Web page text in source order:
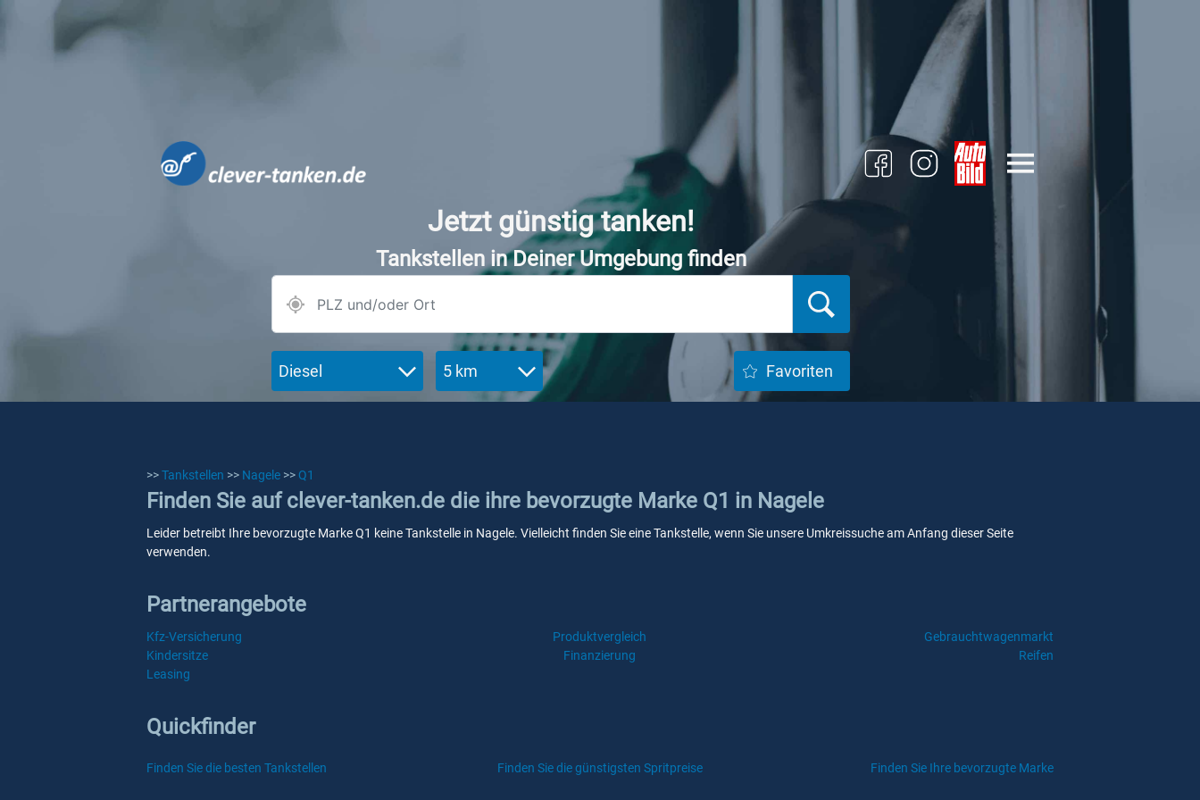
Jetzt günstig tanken!
Tankstellen in Deiner Umgebung finden
Diesel 5 km Favoriten
>>Tankstellen >> Nagele >> Q1
Finden Sie auf clever-tanken.de die ihre bevorzugte Marke Q1 in Nagele
Leider betreibt Ihre bevorzugte Marke Q1 keine Tankstelle in Nagele. Vielleicht finden Sie eine Tankstelle, wenn Sie unsere Umkreissuche am Anfang dieser Seite
verwenden.
Partnerangebote
Kfz-Versicherung Produktvergleich
Gebrauchtwagenmarkt
Kindersitze
Finanzierung
Reifen
Leasing
Quickfinder
Finden Sie die besten Tankstellen Finden Sie die günstigsten Spritpreise Finden Sie Ihre bevorzugte Marke